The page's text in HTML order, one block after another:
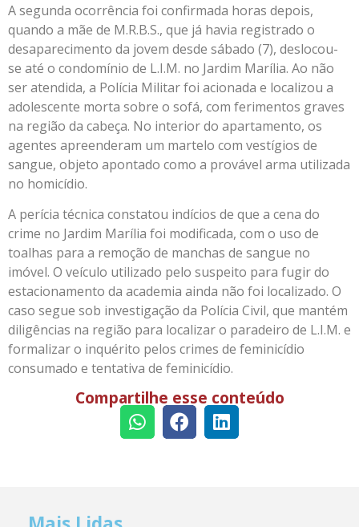
A segunda ocorrência foi confirmada horas depois,
quando a mãe de M.R.B.S., que já havia registrado o
desaparecimento da jovem desde sábado (7), deslocou-
se até o condomínio de L.I.M. no Jardim Marília. Ao não
ser atendida, a Polícia Militar foi acionada e localizou a
adolescente morta sobre o sofá, com ferimentos graves
na região da cabeça. No interior do apartamento, os
agentes apreenderam um martelo com vestígios de
sangue, objeto apontado como a provável arma utilizada
no homicídio.
A perícia técnica constatou indícios de que a cena do
crime no Jardim Marília foi modificada, com o uso de
toalhas para a remoção de manchas de sangue no
imóvel. O veículo utilizado pelo suspeito para fugir do
estacionamento da academia ainda não foi localizado. O
caso segue sob investigação da Polícia Civil, que mantém
diligências na região para localizar o paradeiro de L.I.M. e
formalizar o inquérito pelos crimes de feminicídio
consumado e tentativa de feminicídio.
Compartilhe esse conteúdo